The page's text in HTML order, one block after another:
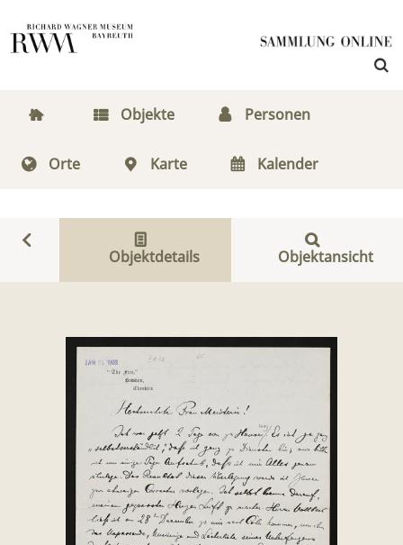
Objekte Personen
Orte Karte Kalender
Objektdetails Objektansicht